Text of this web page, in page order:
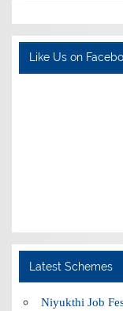
Like Us on
Latest Schemes
Niyukthi Job